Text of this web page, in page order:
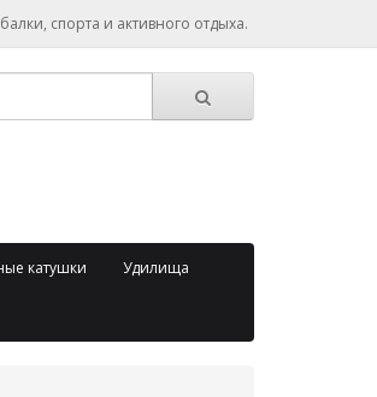
спорта и активного отдыха.
катушки Удилища